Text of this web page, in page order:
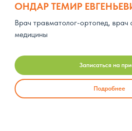
ОНДАР ТЕМИР
Врач травматолог-ортопед, врач
медицины
Записаться на
Подробнее